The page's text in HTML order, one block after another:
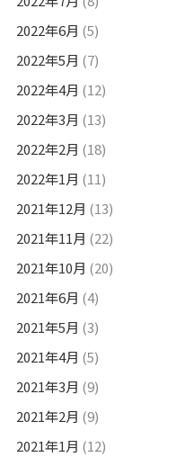
2022年6月 (5)
2022年5月 (7)
2022年4月 (12)
2022年3月 (13)
2022年2月 (18)
2022年1月 (11)
2021年12月 (13)
2021年11月 (22)
2021年10月 (20)
2021年6月 (4)
2021年5月 (3)
2021年4月 (5)
2021年3月 (9)
2021年2月 (9)
2021年1月 (12)